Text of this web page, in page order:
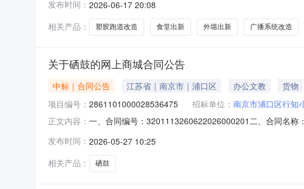
发布时间： 2026-06-17 20:08
相关产品：
塑胶跑道改造 食堂出新 外墙出新 广播系统改造
关于硒鼓的网上商城合同公告
中标｜合同公告 江苏省｜南京市｜浦口区 办公文教 货物
项目编号： 2861101000028536475 招标单位： 南京市浦口区行知
正文内容： 一、合同编号：3201113260622026000201二、合同名
民路255号财智天地园2幢3层联系方式：18112961750六
发布时间： 2026-05-27 10:25
相关产品：
硒鼓